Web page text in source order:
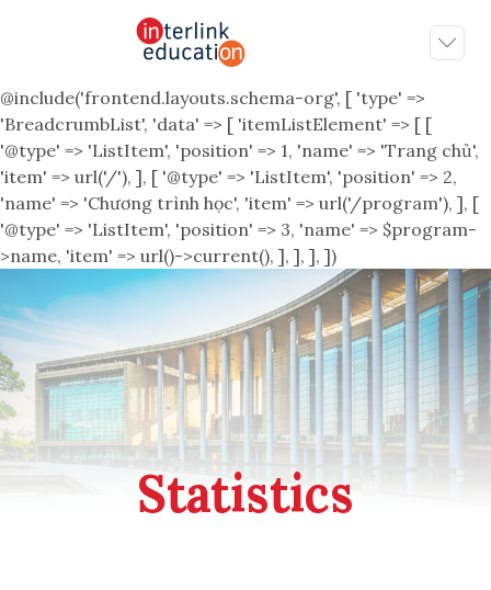
@include('frontend.layouts.schema-org', [ 'type' =>
'BreadcrumbList', 'data' => [ 'itemListElement' => [ [
'@type' => 'ListItem', 'position' => 1, 'name' => 'Trang chủ',
'item' => url('/'), ], [ '@type' => 'ListItem', 'position' => 2,
'name' => 'Chương trình học', 'item' => url('/program'), ], [
'@type' => 'ListItem', 'position' => 3, 'name' => $program-
>name, 'item' => url()->current(), ], ], ], ])
Statistics